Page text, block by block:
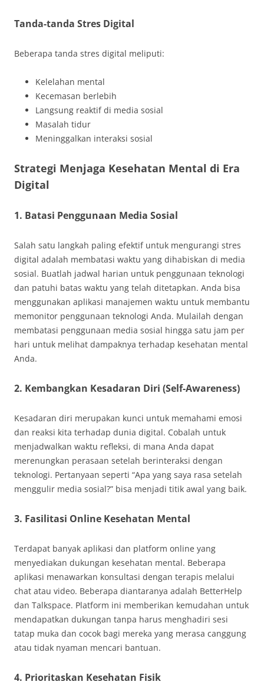
Tanda-tanda Stres Digital
Beberapa tanda stres digital meliputi:
Kelelahan mental
Kecemasan berlebih
Langsung reaktif di media sosial
Masalah tidur
Meninggalkan interaksi sosial
Strategi Menjaga Kesehatan Mental di Era
Digital
1. Batasi Penggunaan Media Sosial
Salah satu langkah paling efektif untuk mengurangi stres
digital adalah membatasi waktu yang dihabiskan di media
sosial. Buatlah jadwal harian untuk penggunaan teknologi
dan patuhi batas waktu yang telah ditetapkan. Anda bisa
menggunakan aplikasi manajemen waktu untuk membantu
memonitor penggunaan teknologi Anda. Mulailah dengan
membatasi penggunaan media sosial hingga satu jam per
hari untuk melihat dampaknya terhadap kesehatan mental
Anda.
2. Kembangkan Kesadaran Diri (Self-Awareness)
Kesadaran diri merupakan kunci untuk memahami emosi
dan reaksi kita terhadap dunia digital. Cobalah untuk
menjadwalkan waktu refleksi, di mana Anda dapat
merenungkan perasaan setelah berinteraksi dengan
teknologi. Pertanyaan seperti “Apa yang saya rasa setelah
menggulir media sosial?” bisa menjadi titik awal yang baik.
3. Fasilitasi Online Kesehatan Mental
Terdapat banyak aplikasi dan platform online yang
menyediakan dukungan kesehatan mental. Beberapa
aplikasi menawarkan konsultasi dengan terapis melalui
chat atau video. Beberapa diantaranya adalah BetterHelp
dan Talkspace. Platform ini memberikan kemudahan untuk
mendapatkan dukungan tanpa harus menghadiri sesi
tatap muka dan cocok bagi mereka yang merasa canggung
atau tidak nyaman mencari bantuan.
4. Prioritaskan Kesehatan Fisik